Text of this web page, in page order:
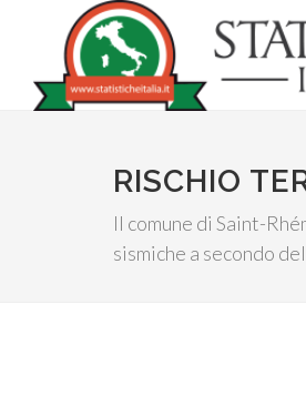
RISCHIO
Il comune di Saint-
sismiche a secondo